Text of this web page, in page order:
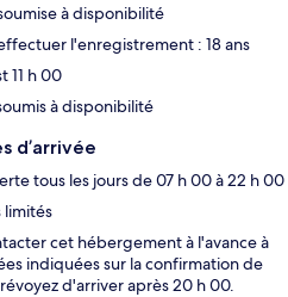
à disponibilité
l'enregistrement : 18 ans
11 h 00
à disponibilité
d’arrivée
tous les jours de 07 h 00 à 22 h 00
limités
cet hébergement à l'avance à
indiquées sur la confirmation de
d'arriver après 20 h 00.